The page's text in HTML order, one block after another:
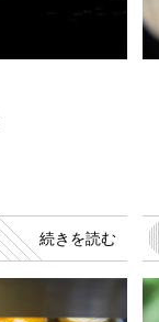
続きを読む